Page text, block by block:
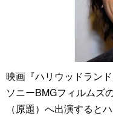
映画『ハリウッドラン
ソニーBMGフィルムズ
（原題）へ出演すると